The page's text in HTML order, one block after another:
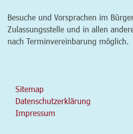
Besuche und Vorsprachen im
Zulassungsstelle und in allen
nach Terminvereinbarung möglich.
Sitemap
Datenschutzerklärung
Impressum